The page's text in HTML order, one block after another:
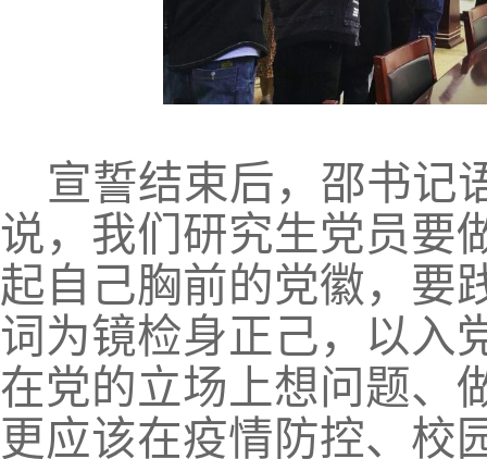
宣誓结束后，邵书记
说，我们研究生党员要
起自己胸前的党徽，要
词为镜检身正己，以入
在党的立场上想问题、
更应该在疫情防控、校